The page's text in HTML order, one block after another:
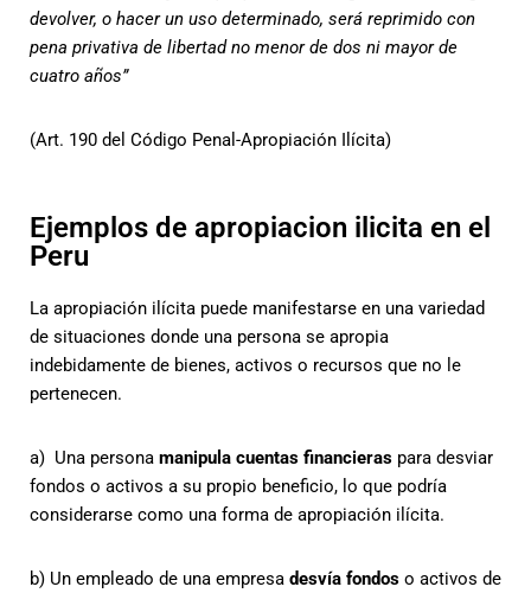
devolver, o hacer un uso determinado, será reprimido con
pena privativa de libertad no menor de dos ni mayor de
cuatro años”
(Art. 190 del Código Penal-Apropiación Ilícita)
Ejemplos de apropiacion ilicita en el
Peru
La apropiación ilícita puede manifestarse en una variedad
de situaciones donde una persona se apropia
indebidamente de bienes, activos o recursos que no le
pertenecen.
a) Una persona manipula cuentas financieras para desviar
fondos o activos a su propio beneficio, lo que podría
considerarse como una forma de apropiación ilícita.
b) Un empleado de una empresa desvía fondos o activos de